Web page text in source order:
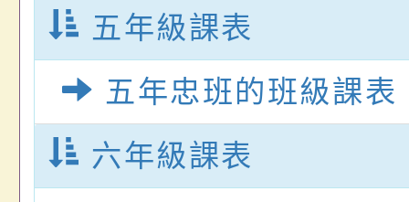
名參加，請查照
五年級課表
五年忠班的班級課表
六年級課表